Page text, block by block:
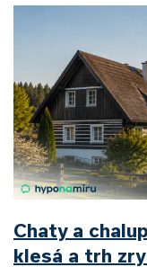
Chaty a
klesá a trh